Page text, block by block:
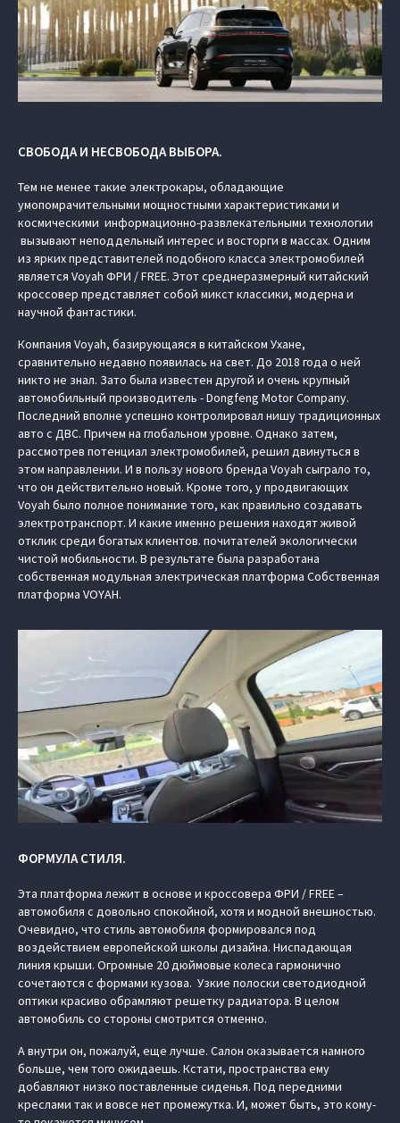
СВОБОДА И НЕСВОБОДА ВЫБОРА.
Тем не менее такие электрокары, обладающие
умопомрачительными мощностными характеристиками и
космическими информационно-развлекательными технологии
вызывают неподдельный интерес и восторги в массах. Одним
из ярких представителей подобного класса электромобилей
является Voyah ФРИ / FREE. Этот среднеразмерный китайский
кроссовер представляет собой микст классики, модерна и
научной фантастики.
Компания Voyah, базирующаяся в китайском Ухане,
сравнительно недавно появилась на свет. До 2018 года о ней
никто не знал. Зато была известен другой и очень крупный
автомобильный производитель - Dongfeng Motor Company.
Последний вполне успешно контролировал нишу традиционных
авто с ДВС. Причем на глобальном уровне. Однако затем,
рассмотрев потенциал электромобилей, решил двинуться в
этом направлении. И в пользу нового бренда Voyah сыграло то,
что он действительно новый. Кроме того, у продвигающих
Voyah было полное понимание того, как правильно создавать
электротранспорт. И какие именно решения находят живой
отклик среди богатых клиентов. почитателей экологически
чистой мобильности. В результате была разработана
собственная модульная электрическая платформа Cобственная
платформа VOYAH.
ФОРМУЛА СТИЛЯ.
Эта платформа лежит в основе и кроссовера ФРИ / FREE –
автомобиля с довольно спокойной, хотя и модной внешностью.
Очевидно, что стиль автомобиля формировался под
воздействием европейской школы дизайна. Ниспадающая
линия крыши. Огромные 20 дюймовые колеса гармонично
сочетаются с формами кузова. Узкие полоски светодиодной
оптики красиво обрамляют решетку радиатора. В целом
автомобиль со стороны смотрится отменно.
А внутри он, пожалуй, еще лучше. Салон оказывается намного
больше, чем того ожидаешь. Кстати, пространства ему
добавляют низко поставленные сиденья. Под передними
креслами так и вовсе нет промежутка. И, может быть, это кому-